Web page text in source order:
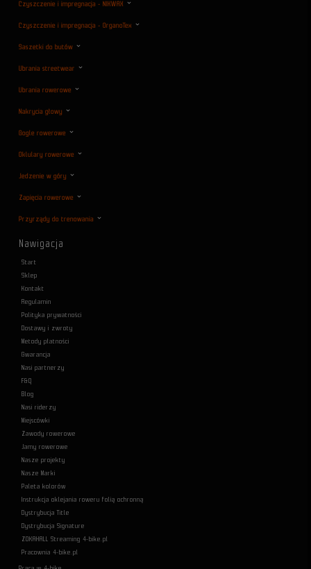
Czyszczenie i impregnacja - NIKWAX
Czyszczenie i impregnacja - OrganoTex
Saszetki do butów
Ubrania streetwear
Ubrania rowerowe
Nakrycia głowy
Gogle rowerowe
Oklulary rowerowe
Jedzenie w góry
Zapięcia rowerowe
Przyrządy do trenowania
Nawigacja
Start
Sklep
Kontakt
Regulamin
Polityka prywatności
Dostawy i zwroty
Metody płatności
Gwarancja
Nasi partnerzy
F&Q
Blog
Nasi riderzy
Miejscówki
Zawody rowerowe
Jamy rowerowe
Nasze projekty
Nasze Marki
Paleta kolorów
Instrukcja oklejania roweru folią ochronną
Dystrybucja Title
Dystrybucja Signature
ZOKAHALL Streaming 4-bike.pl
Pracownia 4-bike.pl